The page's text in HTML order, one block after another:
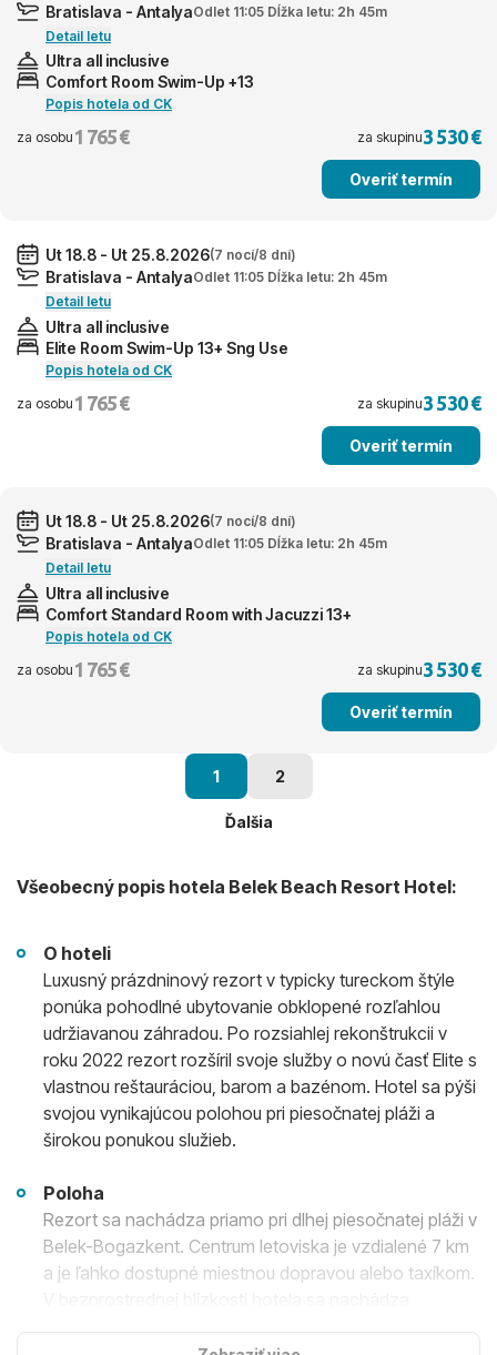
Bratislava - AntalyaOdlet 11:05 Dĺžka letu: 2h 45m
Detail letu
Ultra all inclusive
Comfort Room Swim-Up +13
Popis hotela od CK
za osobu 1 765 € za skupinu3 530 €
Overiť termín
Ut 18.8 - Ut 25.8.2026(7 nocí/8 dní)
Bratislava - AntalyaOdlet 11:05 Dĺžka letu: 2h 45m
Detail letu
Ultra all inclusive
Elite Room Swim-Up 13+ Sng Use
Popis hotela od CK
za osobu 1 765 € za skupinu3 530 €
Overiť termín
Ut 18.8 - Ut 25.8.2026(7 nocí/8 dní)
Bratislava - AntalyaOdlet 11:05 Dĺžka letu: 2h 45m
Detail letu
Ultra all inclusive
Comfort Standard Room with Jacuzzi 13+
Popis hotela od CK
za osobu 1 765 € za skupinu3 530 €
Overiť termín
1 2
Ďalšia
Všeobecný popis hotela Belek Beach Resort Hotel:
O hoteli
Luxusný prázdninový rezort v typicky tureckom štýle
ponúka pohodlné ubytovanie obklopené rozľahlou
udržiavanou záhradou. Po rozsiahlej rekonštrukcii v
roku 2022 rezort rozšíril svoje služby o novú časť Elite s
vlastnou reštauráciou, barom a bazénom. Hotel sa pýši
svojou vynikajúcou polohou pri piesočnatej pláži a
širokou ponukou služieb.
Poloha
Rezort sa nachádza priamo pri dlhej piesočnatej pláži v
Belek-Bogazkent. Centrum letoviska je vzdialené 7 km
a je ľahko dostupné miestnou dopravou alebo taxíkom.